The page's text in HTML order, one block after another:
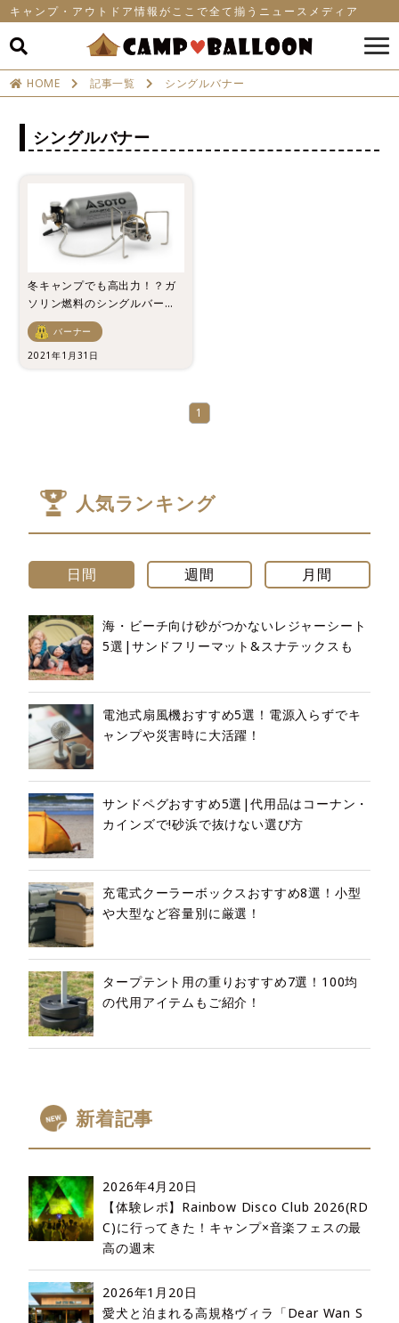
キャンプ・アウトドア情報がここで全て揃うニュースメディア
HOME 記事一覧 シングルバナー
シングルバナー
冬キャンプでも高出力！？ガ
ソリン燃料のシングルバーナ
ーおすすめ3選！
バーナー
2021年1月31日
1
人気ランキング
日間 週間 月間
海・ビーチ向け砂がつかないレジャーシート
5選|サンドフリーマット&スナテックスも
電池式扇風機おすすめ5選！電源入らずでキ
ャンプや災害時に大活躍！
サンドペグおすすめ5選|代用品はコーナン・
カインズで!砂浜で抜けない選び方
充電式クーラーボックスおすすめ8選！小型
や大型など容量別に厳選！
タープテント用の重りおすすめ7選！100均
の代用アイテムもご紹介！
新着記事
2026年4月20日
【体験レポ】Rainbow Disco Club 2026(RD
C)に行ってきた！キャンプ×音楽フェスの最
高の週末
2026年1月20日
愛犬と泊まれる高規格ヴィラ「Dear Wan S